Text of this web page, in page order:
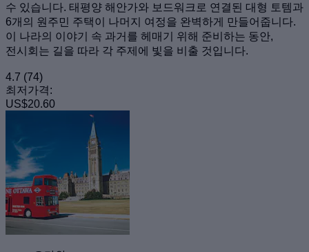
수 있습니다. 태평양 해안가와 보드워크로 연결된 대형 토템과
6개의 원주민 주택이 나머지 여정을 완벽하게 만들어줍니다.
이 나라의 이야기 속 과거를 헤매기 위해 준비하는 동안,
전시회는 길을 따라 각 주제에 빛을 비출 것입니다.
4.7 (74)
최저가격:
US$20.60